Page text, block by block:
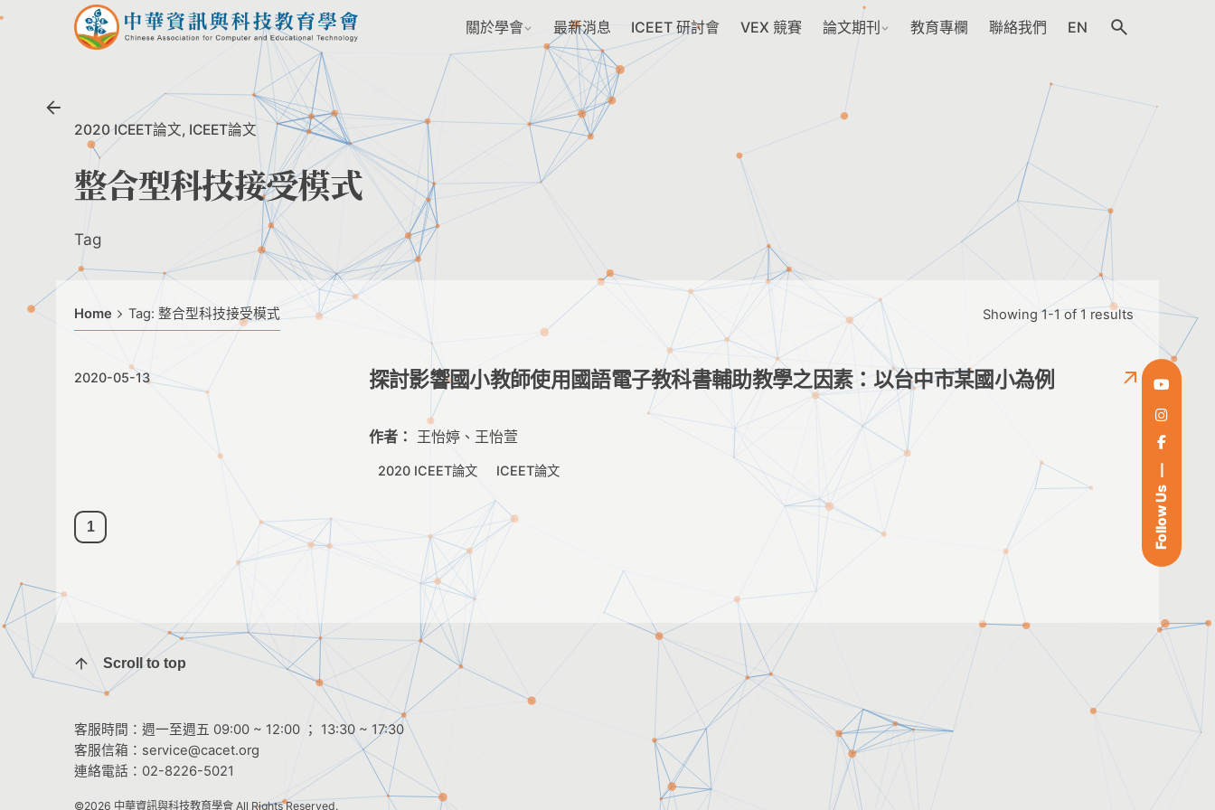
Follow Us
Skip
關於學會 最新消息 ICEET 研討會 VEX 競賽 論文期刊 教育專欄 聯絡我們 EN
2020 ICEET論文 ICEET論文
整合型科技接受模式
Tag
Home Tag: 整合型科技接受模式 Showing 1-1 of 1 results
2020-05-13 探討影響國小教師使用國語電子教科書輔助教學之因素：以台中市某國小為例
作者： 王怡婷、王怡萱
2020 ICEET論文 ICEET論文
1
Scroll to top
客服時間：週一至週五 09:00 ~ 12:00 ； 13:30 ~ 17:30
客服信箱： service@cacet.org
連絡電話： 02-8226-5021
©2026 中華資訊與科技教育學會 All Rights Reserved.